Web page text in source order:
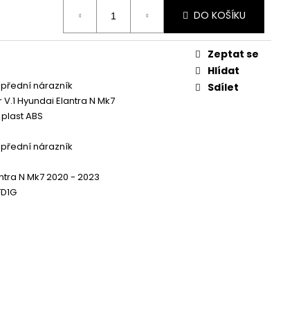
DO KOŠÍKU
nárazník
Hyundai Elantra N Mk7
ABS
nárazník
N Mk7 2020 - 2023
Zeptat se
Hlídat
Sdílet
MODUL